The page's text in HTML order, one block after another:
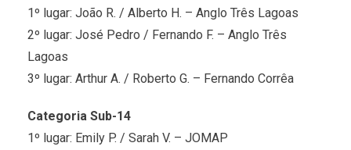
1º lugar: João R. / Alberto H. – Anglo Três Lagoas
2º lugar: José Pedro / Fernando F. – Anglo Três
Lagoas
3º lugar: Arthur A. / Roberto G. – Fernando Corrêa
Categoria Sub-14
1º lugar: Emily P. / Sarah V. – JOMAP